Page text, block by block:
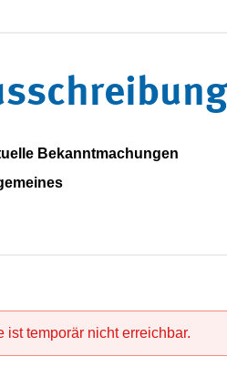
Bekanntmachungen
ist temporär nicht erreichbar.